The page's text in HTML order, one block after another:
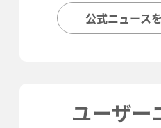
公式ニュース
ユーザー